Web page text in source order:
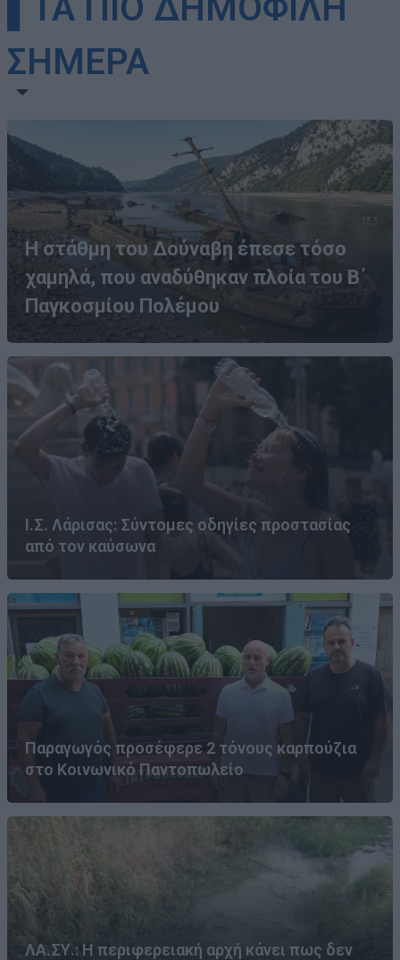
▌ΤΑ ΠΙΟ ΔΗΜΟΦΙΛΗ
ΣΗΜΕΡΑ
Η στάθμη του Δούναβη έπεσε τόσο
χαμηλά, που αναδύθηκαν πλοία του Β΄
Παγκοσμίου Πολέμου
Ι.Σ. Λάρισας: Σύντομες οδηγίες προστασίας
από τον καύσωνα
Παραγωγός προσέφερε 2 τόνους καρπούζια
στο Κοινωνικό Παντοπωλείο
ΛΑ.ΣΥ.: Η περιφερειακή αρχή κάνει πως δεν